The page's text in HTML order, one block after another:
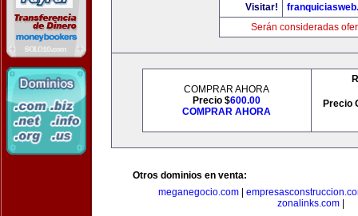
Visitar!
Serán consideradas
COMPRAR AHORA
Precio $600.00
COMPRAR AHORA
Precio
Otros dominios en venta:
meganegocio.com|
zonalinks.com